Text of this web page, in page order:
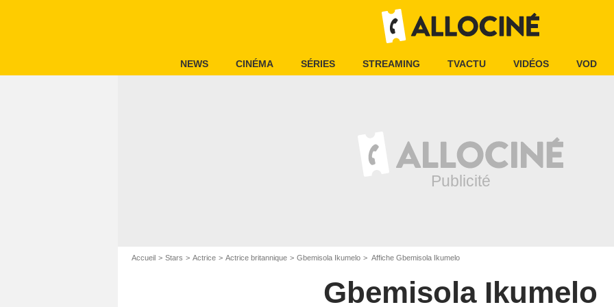
NEWS CINÉMA SÉRIES STREAMING TVACTU VIDÉOS VOD
Accueil Stars Actrice Actrice britannique Gbemisola Ikumelo Affiche Gbemisola Ikumelo
Gbemisola Ikumelo